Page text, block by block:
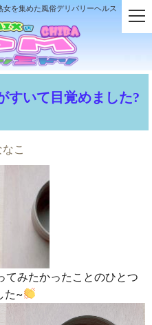
を集めた風俗デリバリーヘルス
すいて目覚めました?
こ
てみたかったことのひとつ
た~
t
o
l
n
v